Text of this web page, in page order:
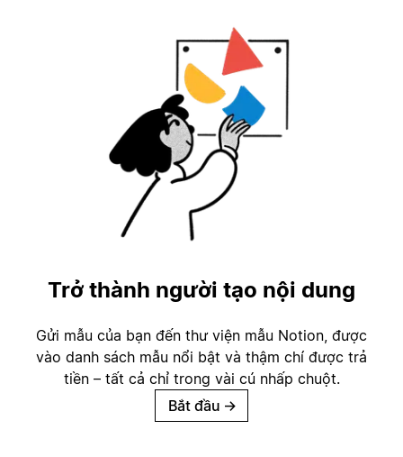
Trở thành người tạo nội dung
Gửi mẫu của bạn đến thư viện mẫu Notion, được
vào danh sách mẫu nổi bật và thậm chí được trả
tiền – tất cả chỉ trong vài cú nhấp chuột.
Bắt đầu →